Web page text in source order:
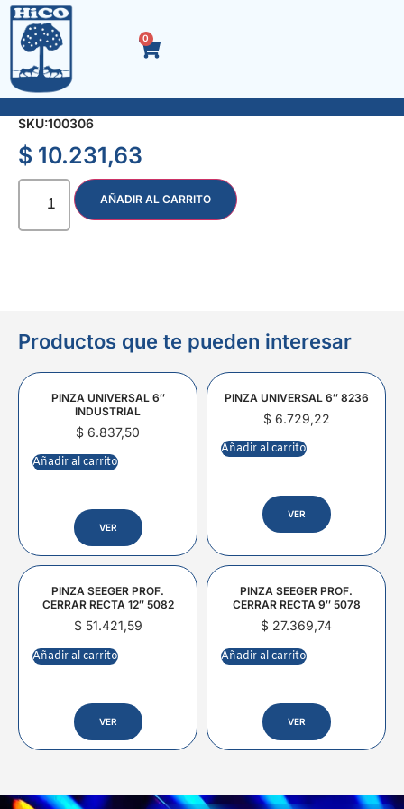
0
ADAPTADOR TUBO IMPACTO 3/4″ H x 1/2 M 5833
SKU:100306
$ 10.231,63
AÑADIR AL CARRITO
Productos que te pueden interesar
PINZA UNIVERSAL 6″
INDUSTRIAL
$ 6.837,50
Añadir al carrito
VER
PINZA UNIVERSAL 6″ 8236
$6.729,22
Añadir al carrito
VER
PINZA SEEGER PROF.
CERRAR RECTA 12″ 5082
$51.421,59
Añadir al carrito
VER
PINZA SEEGER PROF.
CERRAR RECTA 9″ 5078
$ 27.369,74
Añadir al carrito
VER